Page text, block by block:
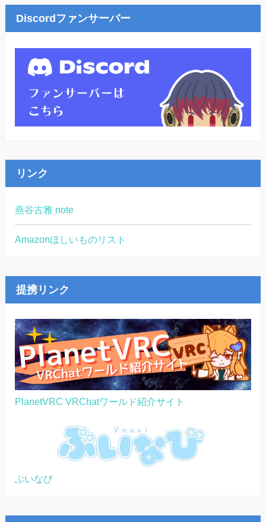
Discordファンサーバー
リンク
燕谷古雅 note
Amazonほしいものリスト
提携リンク
PlanetVRC VRChatワールド紹介サイト
ぶいなび